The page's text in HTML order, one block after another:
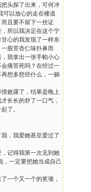
头探了出来，可何冲
可以放心的走在楼道
且要不留下一丝证
所以我决定在这个宁
心的我发现了一样东
股苦杏仁味扑鼻而
我拿出一张手帕小心
痛苦死吗？在经过一
想多想些什么，一躺
败露了，结果是晚上
长长的舒了一口气，
了。
，我爱她甚至爱过了
记得我第一次见到她
，一定要把她当成自己
一个又一个的奖项，